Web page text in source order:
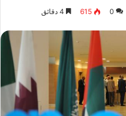
0
615